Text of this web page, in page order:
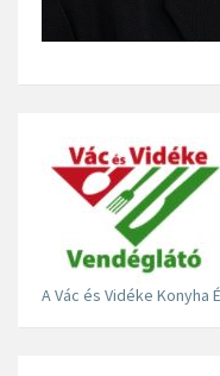
A Vác és Vidéke Konyha